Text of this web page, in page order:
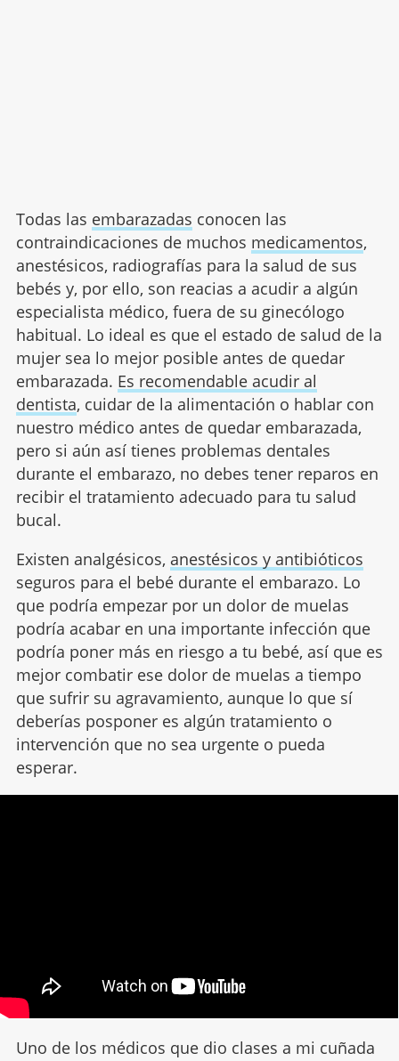
Todas las embarazadas conocen las
contraindicaciones de muchos medicamentos,
anestésicos, radiografías para la salud de sus
bebés y, por ello, son reacias a acudir a algún
especialista médico, fuera de su ginecólogo
habitual. Lo ideal es que el estado de salud de la
mujer sea lo mejor posible antes de quedar
embarazada. Es recomendable acudir al
dentista, cuidar de la alimentación o hablar con
nuestro médico antes de quedar embarazada,
pero si aún así tienes problemas dentales
durante el embarazo, no debes tener reparos en
recibir el tratamiento adecuado para tu salud
bucal.
Existen analgésicos, anestésicos y antibióticos
seguros para el bebé durante el embarazo. Lo
que podría empezar por un dolor de muelas
podría acabar en una importante infección que
podría poner más en riesgo a tu bebé, así que es
mejor combatir ese dolor de muelas a tiempo
que sufrir su agravamiento, aunque lo que sí
deberías posponer es algún tratamiento o
intervención que no sea urgente o pueda
esperar.
Uno de los médicos que dio clases a mi cuñada